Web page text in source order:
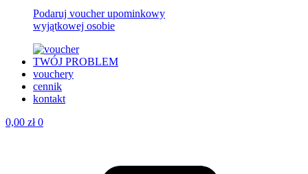
Podaruj voucher upominkowy
wyjątkowej osobie
TWÓJ PROBLEM
vouchery
cennik
kontakt
0,00 zł 0